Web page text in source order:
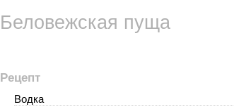
Беловежская пуща
Рецепт
Водка